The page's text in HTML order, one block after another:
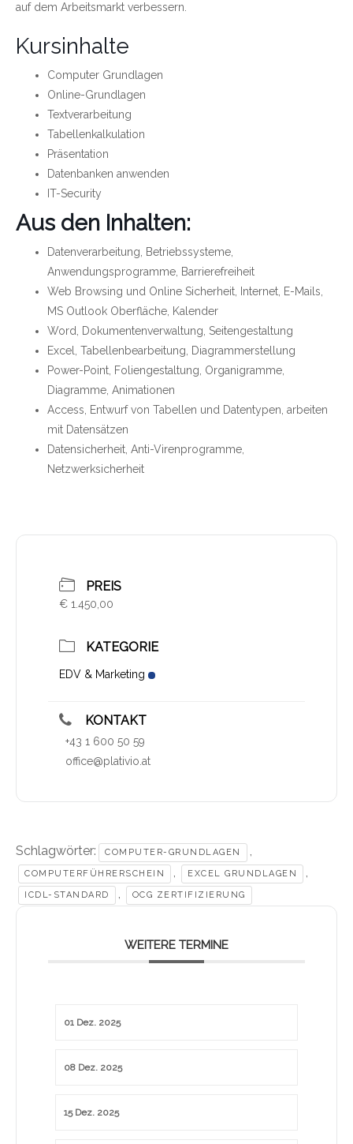
auf dem Arbeitsmarkt verbessern.
Kursinhalte
Computer Grundlagen
Online-Grundlagen
Textverarbeitung
Tabellenkalkulation
Präsentation
Datenbanken anwenden
IT-Security
Aus den Inhalten:
Datenverarbeitung, Betriebssysteme,
Anwendungsprogramme, Barrierefreiheit
Web Browsing und Online Sicherheit, Internet, E-Mails,
MS Outlook Oberfläche, Kalender
Word, Dokumentenverwaltung, Seitengestaltung
Excel, Tabellenbearbeitung, Diagrammerstellung
Power-Point, Foliengestaltung, Organigramme,
Diagramme, Animationen
Access, Entwurf von Tabellen und Datentypen, arbeiten
mit Datensätzen
Datensicherheit, Anti-Virenprogramme,
Netzwerksicherheit
PREIS
€ 1.450,00
KATEGORIE
EDV & Marketing
KONTAKT
+43 1 600 50 59
office@plativio.at
Schlagwörter: COMPUTER-GRUNDLAGEN ,
COMPUTERFÜHRERSCHEIN , EXCEL GRUNDLAGEN ,
ICDL-STANDARD , OCG ZERTIFIZIERUNG
WEITERE TERMINE
01 Dez. 2025
08 Dez. 2025
15 Dez. 2025